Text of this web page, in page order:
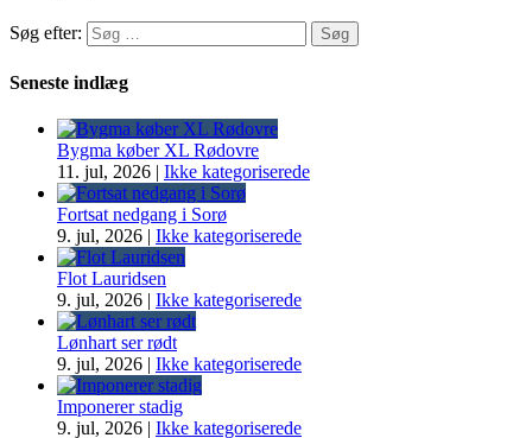
Søg efter:
Seneste indlæg
Bygma køber XL Rødovre
11. jul, 2026 | Ikke kategoriserede
Fortsat nedgang i Sorø
9. jul, 2026 | Ikke kategoriserede
Flot Lauridsen
9. jul, 2026 | Ikke kategoriserede
Lønhart ser rødt
9. jul, 2026 | Ikke kategoriserede
Imponerer stadig
9. jul, 2026 | Ikke kategoriserede